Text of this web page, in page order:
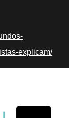
explicam/